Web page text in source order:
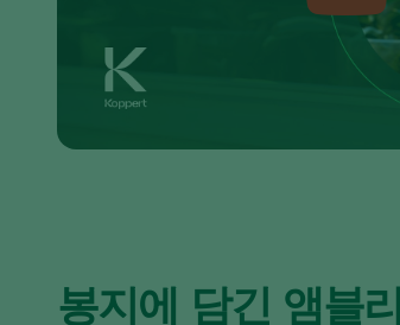
봉지에 담긴 앰블